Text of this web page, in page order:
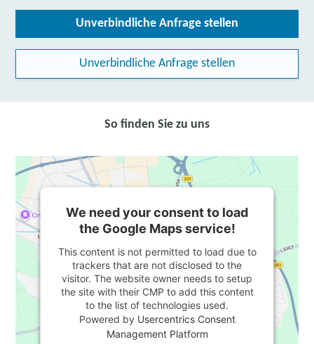
Unverbindliche Anfrage stellen
Unverbindliche Anfrage stellen
So finden Sie zu uns
We need your consent to load
the Google Maps service!
This content is not permitted to load due to
trackers that are not disclosed to the
visitor. The website owner needs to setup
the site with their CMP to add this content
to the list of technologies used.
Powered by Usercentrics Consent
Management Platform